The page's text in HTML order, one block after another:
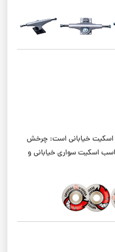
اسکیت خیابانی است: چرخش
اسکیت سواری خیابانی و